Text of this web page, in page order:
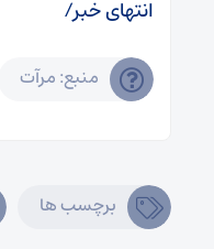
انتهای خبر/
منبع: مرآت
برچسب ها